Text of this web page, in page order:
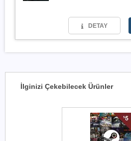
DETAY
İlginizi Çekebilecek Ürünler